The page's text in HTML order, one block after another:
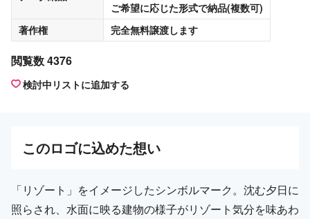
ご希望に応じた形式で納品(複数可)
著作権
完全無料譲渡します
閲覧数 4376
検討中リストに追加する
このロゴに込めた想い
「リゾート」をイメージしたシンボルマーク。沈む夕日に
照らされ、水面に映る建物の様子がリゾート気分を味あわ